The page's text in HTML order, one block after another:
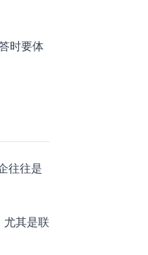
时要体
往往是
尤其是联